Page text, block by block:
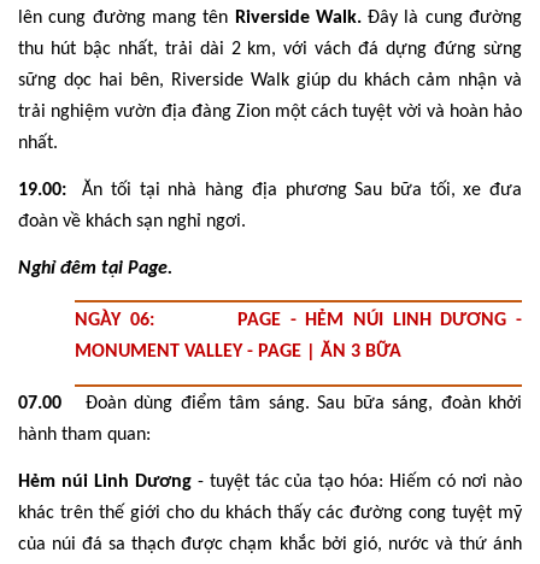
lên cung đường mang tên Riverside Walk.Đây là cung đường
thu hút bậc nhất, trải dài 2 km, với vách đá dựng đứng sừng
sững dọc hai bên, Riverside Walk giúp du khách cảm nhận và
trải nghiệm vườn địa đàng Zion một cách tuyệt vời và hoàn hảo
nhất.
19.00: Ăn tối tại nhà hàng địa phương Sau bữa tối, xe đưa
đoàn về khách sạn nghỉ ngơi.
Nghỉ đêm tại Page.
NGÀY 06: PAGE - HẺM NÚI LINH DƯƠNG -
MONUMENT VALLEY - PAGE | ĂN 3 BỮA
07.00 Đoàn dùng điểm tâm sáng. Sau bữa sáng, đoàn khởi
hành tham quan:
Hẻm núi Linh Dương - tuyệt tác của tạo hóa: Hiếm có nơi nào
khác trên thế giới cho du khách thấy các đường cong tuyệt mỹ
của núi đá sa thạch được chạm khắc bởi gió, nước và thứ ánh